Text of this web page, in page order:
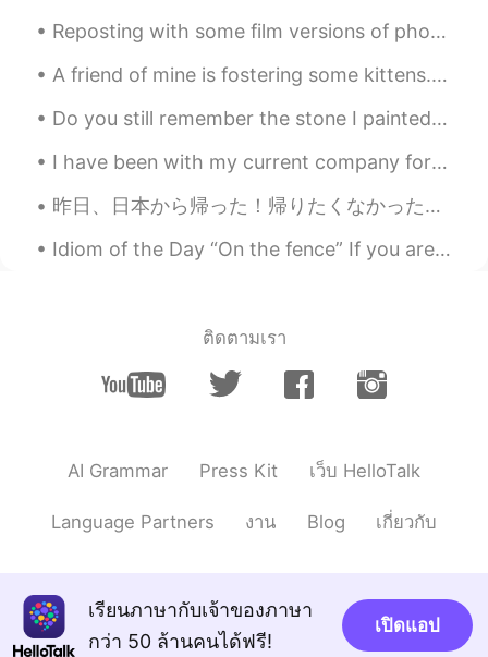
実は味は
まぁまぁ
(少し薄かった)けど、
盛り付けがちょっと映えかなと思った
ので、写真を撮って
ア ップします。
Izumi 2021.01.25 15:34
ラフルな野菜のキツネ風のうどんです♪
今日の夕食のメニューはこちら。彩り
野菜のキツネ風うどんです♪
ブの組み合わせはなんか可愛い感じ
オレンジの
花形 にんじんと 、輪切り
実は味はマーマー(少し薄かった)けど、
盛り付けがちょっと映えかなと思った
ので、写真を撮
ってウップします。
と思ったので、アップするのに写真を
りました
Reposting with some film versions of photos from Alcatraz. Some of my photos didn’t make it becau...
A friend of mine is fostering some kittens. 友達が子猫を育てています。 I got to play with them today in order...
Do you still remember the stone I painted at the beginning of Corona? No? then let me explain i...
I have been with my current company for five years. Two weeks ago, my department closed. Last w...
昨日、日本から帰った！帰りたくなかったけど笑笑！初めてだった！親友と親友の彼氏に行った！一緒に楽しんでいた！日本で日本語をたくさん使った！いい練習だった！色々な場所に行った！最初は東京後で、小田...
Idiom of the Day “On the fence” If you are “on the fence,” it means you are not sure what to do...
ติดตามเรา
AI Grammar Press Kit เว็บ HelloTalk
Language Partners งาน Blog เกี่ยวกับ
เรียนภาษากับเจ้าของภาษา
กว่า 50 ล้านคนได้ฟรี!
เปิดแอป